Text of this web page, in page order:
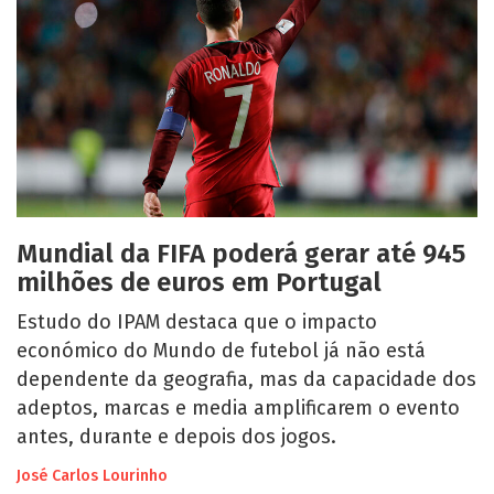
Mundial da FIFA poderá gerar até 945
milhões de euros em Portugal
Estudo do IPAM destaca que o impacto
económico do Mundo de futebol já não está
dependente da geografia, mas da capacidade dos
adeptos, marcas e media amplificarem o evento
antes, durante e depois dos jogos.
José Carlos Lourinho